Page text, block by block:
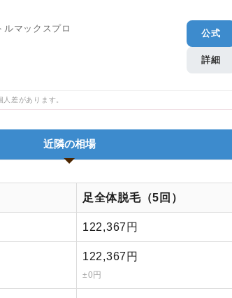
ルマックスプロ 公式
詳細
差があります。
近隣の相場
足全体脱毛（5回）
122,367円
122,367円
±0円